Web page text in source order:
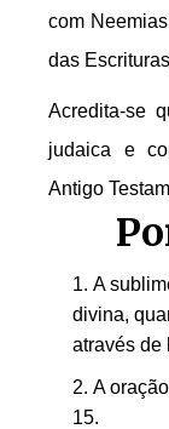
com
das
Acredita-se
judaica e
Antigo
A
divina,
através de
A
15.